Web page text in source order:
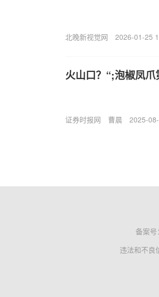
北晚新视觉网 2026-01-25
火山口？“;泡椒凤
证券时报网 曹晨 2025-
备案号：
违法和不良